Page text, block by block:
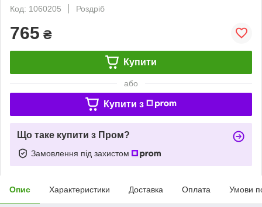
Код: 1060205
Роздріб
765 ₴
Купити
або
Купити з
Що таке купити з Пром?
Замовлення під захистом
Опис Характеристики Доставка Оплата Умови